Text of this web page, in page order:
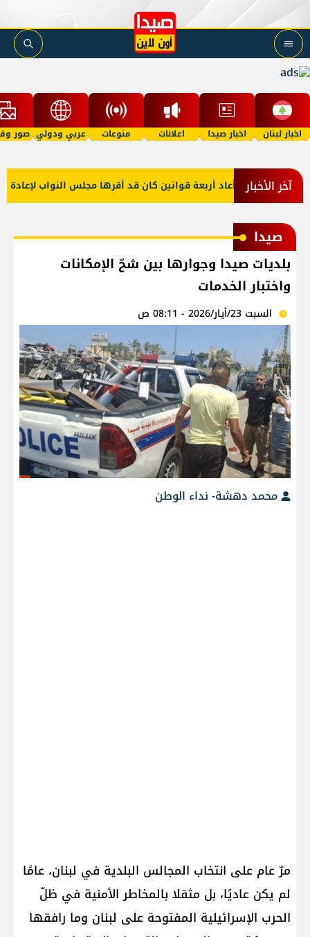
اخبار لبنان اخبار صيدا اعلانات منوعات عربي ودولي صور
آخر الأخبار
الرئيس عون أعاد أربعة قوانين كان قد أقرها مجلس النواب لإعادة
صيدا
بلديات صيدا وجوارها بين شحّ الإمكانات
واختبار الخدمات
السبت 23/أيار/2026 - 08:11 ص
محمد دهشة- نداء الوطن
مرّ عام على انتخاب المجالس البلدية في لبنان، عامًا
لم يكن عاديًا، بل مثقلا بالمخاطر الأمنية في ظلّ
الحرب الإسرائيلية المفتوحة على لبنان وما رافقها